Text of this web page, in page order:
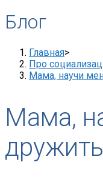
Блог
Главная>
Про
Мама, научи
Мама,